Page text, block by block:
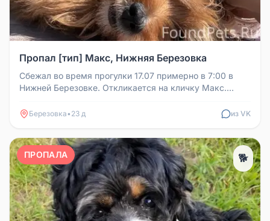
Пропал [тип] Макс, Нижняя Березовка
Сбежал во время прогулки 17.07 примерно в 7:00 в
Нижней Березовке. Откликается на кличку Макс.
Березовка• 23 д из VK
ПРОПАЛА 🐕